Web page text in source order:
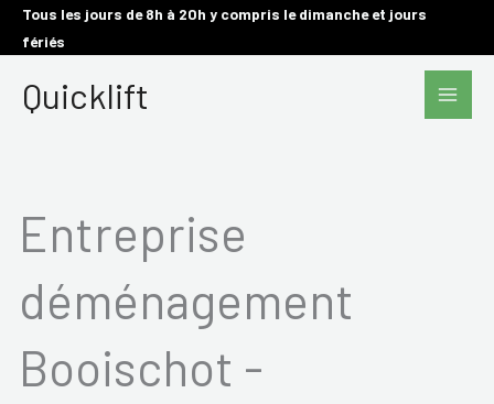
AllerTous les jours de 8h à 20h y compris le dimanche et jours
fériés
Quicklift
Main
Entreprise
déménagement
Booischot -